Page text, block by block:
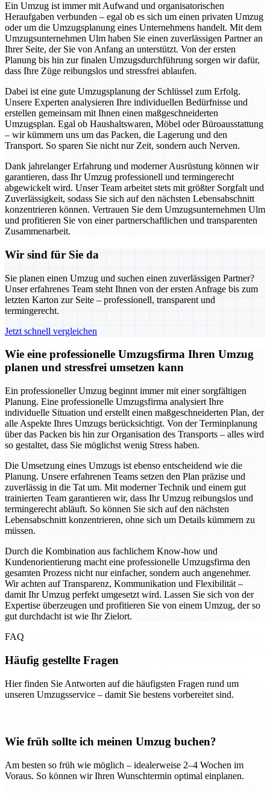
Ein Umzug ist immer mit Aufwand und organisatorischen
Heraufgaben verbunden – egal ob es sich um einen privaten Umzug
oder um die Umzugsplanung eines Unternehmens handelt. Mit dem
Umzugsunternehmen Ulm haben Sie einen zuverlässigen Partner an
Ihrer Seite, der Sie von Anfang an unterstützt. Von der ersten
Planung bis hin zur finalen Umzugsdurchführung sorgen wir dafür,
dass Ihre Züge reibungslos und stressfrei ablaufen.
Dabei ist eine gute Umzugsplanung der Schlüssel zum Erfolg.
Unsere Experten analysieren Ihre individuellen Bedürfnisse und
erstellen gemeinsam mit Ihnen einen maßgeschneiderten
Umzugsplan. Egal ob Haushaltswaren, Möbel oder Büroausstattung
– wir kümmern uns um das Packen, die Lagerung und den
Transport. So sparen Sie nicht nur Zeit, sondern auch Nerven.
Dank jahrelanger Erfahrung und moderner Ausrüstung können wir
garantieren, dass Ihr Umzug professionell und termingerecht
abgewickelt wird. Unser Team arbeitet stets mit größter Sorgfalt und
Zuverlässigkeit, sodass Sie sich auf den nächsten Lebensabschnitt
konzentrieren können. Vertrauen Sie dem Umzugsunternehmen Ulm
und profitieren Sie von einer partnerschaftlichen und transparenten
Zusammenarbeit.
Wir sind für Sie da
Sie planen einen Umzug und suchen einen zuverlässigen Partner?
Unser erfahrenes Team steht Ihnen von der ersten Anfrage bis zum
letzten Karton zur Seite – professionell, transparent und
termingerecht.
Jetzt schnell vergleichen
Wie eine professionelle Umzugsfirma Ihren Umzug
planen und stressfrei umsetzen kann
Ein professioneller Umzug beginnt immer mit einer sorgfältigen
Planung. Eine professionelle Umzugsfirma analysiert Ihre
individuelle Situation und erstellt einen maßgeschneiderten Plan, der
alle Aspekte Ihres Umzugs berücksichtigt. Von der Terminplanung
über das Packen bis hin zur Organisation des Transports – alles wird
so gestaltet, dass Sie möglichst wenig Stress haben.
Die Umsetzung eines Umzugs ist ebenso entscheidend wie die
Planung. Unsere erfahrenen Teams setzen den Plan präzise und
zuverlässig in die Tat um. Mit moderner Technik und einem gut
trainierten Team garantieren wir, dass Ihr Umzug reibungslos und
termingerecht abläuft. So können Sie sich auf den nächsten
Lebensabschnitt konzentrieren, ohne sich um Details kümmern zu
müssen.
Durch die Kombination aus fachlichem Know-how und
Kundenorientierung macht eine professionelle Umzugsfirma den
gesamten Prozess nicht nur einfacher, sondern auch angenehmer.
Wir achten auf Transparenz, Kommunikation und Flexibilität –
damit Ihr Umzug perfekt umgesetzt wird. Lassen Sie sich von der
Expertise überzeugen und profitieren Sie von einem Umzug, der so
gut durchdacht ist wie Ihr Zielort.
FAQ
Häufig gestellte Fragen
Hier finden Sie Antworten auf die häufigsten Fragen rund um
unseren Umzugsservice – damit Sie bestens vorbereitet sind.
Wie früh sollte ich meinen Umzug buchen?
Am besten so früh wie möglich – idealerweise 2–4 Wochen im
Voraus. So können wir Ihren Wunschtermin optimal einplanen.